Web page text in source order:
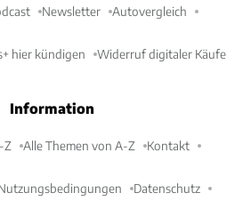
Newsletter Autovergleich
hier kündigen Widerruf digitaler Käufe
Information
Z Alle Themen von A-Z Kontakt
Datenschutz